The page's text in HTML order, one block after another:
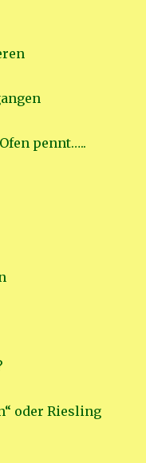
pennt…..
oder Riesling